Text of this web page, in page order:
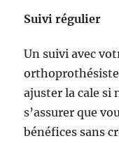
Suivi régulier
Un suivi avec
ajuster la cale si
s’assurer que
bénéfices sans